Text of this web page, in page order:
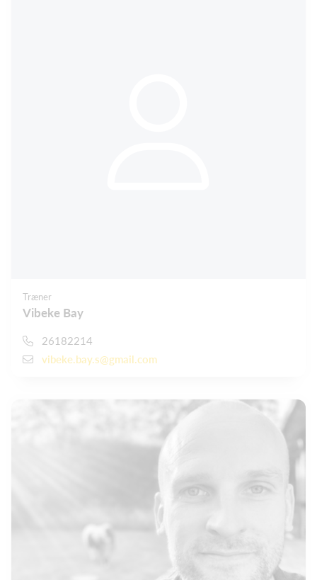
Træner
Vibeke Bay
26182214
vibeke.bay.s@gmail.com